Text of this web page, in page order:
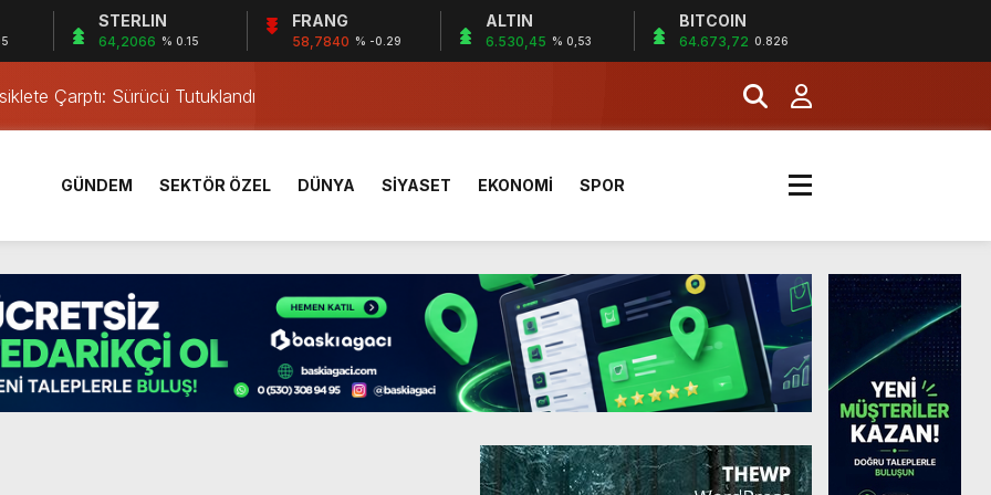
STERLIN
64,2066 % 0.15
FRANG
58,7840 % -0.29
ALTIN
6.530,45 % 0,53
BITCOIN
64.673,72 0.826
Faciası
Çarptı: Sürücü Tutuklandı
Öğrencilerinden ABD’de Tarihi Başarı: 6 Öğrenci 14 Madalya Kazandı
desteği hesaplara yatırıldı
Bulundu
Yaşındaki M.A.D. Yaşadıklarını Anlattı
İçinde Darp
Gerçekleşti
Faciası
Çarptı: Sürücü Tutuklandı
GÜNDEM SEKTÖR ÖZEL DÜNYA SİYASET EKONOMİ SPOR